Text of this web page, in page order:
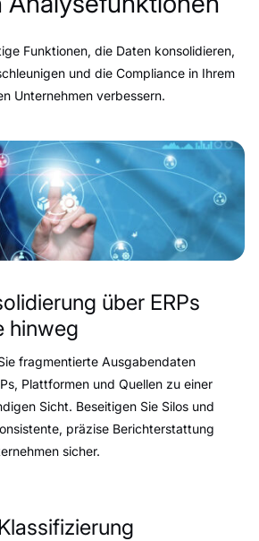
Funktionen, die Daten konsolidieren,
und die Compliance in Ihrem
Unternehmen verbessern.
über ERPs
hinweg
fragmentierte Ausgabendaten
Plattformen und Quellen zu einer
Sicht. Beseitigen Sie Silos und
präzise Berichterstattung
sicher.